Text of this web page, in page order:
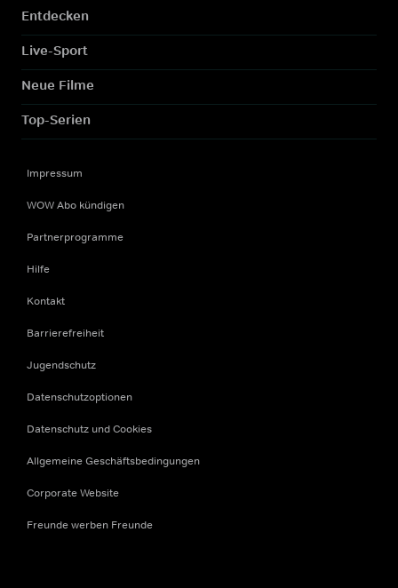
Entdecken
Live-Sport
Neue Filme
Top-Serien
Impressum
WOW Abo kündigen
Partnerprogramme
Hilfe
Kontakt
Barrierefreiheit
Jugendschutz
Datenschutzoptionen
Datenschutz und Cookies
Allgemeine Geschäftsbedingungen
Corporate Website
Freunde werben Freunde